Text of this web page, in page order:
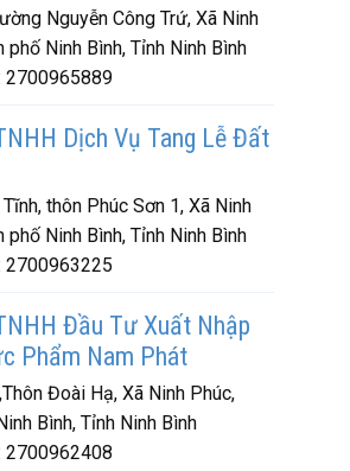
Nguyễn Công Trứ, Xã Ninh
phố Ninh Bình, Tỉnh Ninh Bình
2700965889
Dịch Vụ Tang Lễ Đất
thôn Phúc Sơn 1, Xã Ninh
phố Ninh Bình, Tỉnh Ninh Bình
2700963225
Đầu Tư Xuất Nhập
Phẩm Nam Phát
Đoài Hạ, Xã Ninh Phúc,
Bình, Tỉnh Ninh Bình
2700962408